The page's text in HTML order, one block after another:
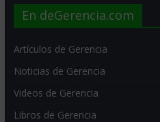
En deGerencia.com
Artículos de Gerencia
Noticias de Gerencia
Videos de Gerencia
Libros de Gerencia